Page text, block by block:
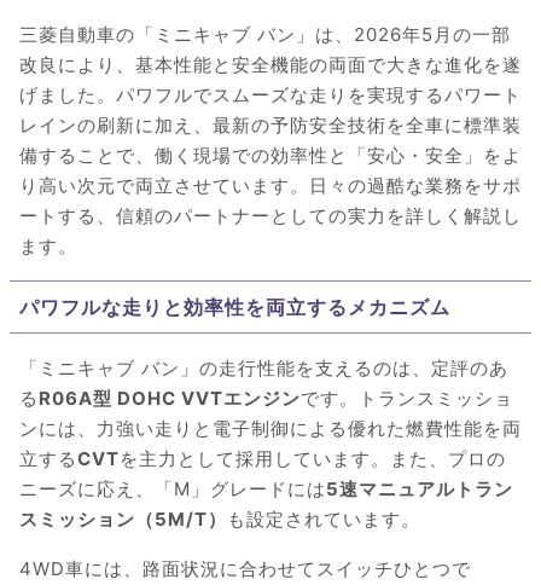
三菱自動車の「ミニキャブ バン」は、2026年5月の一部
改良により、基本性能と安全機能の両面で大きな進化を遂
げました。パワフルでスムーズな走りを実現するパワート
レインの刷新に加え、最新の予防安全技術を全車に標準装
備することで、働く現場での効率性と「安心・安全」をよ
り高い次元で両立させています。日々の過酷な業務をサポ
ートする、信頼のパートナーとしての実力を詳しく解説し
ます。
パワフルな走りと効率性を両立するメカニズム
「ミニキャブ バン」の走行性能を支えるのは、定評のあ
る R06A型 DOHC VVTエンジンです。トランスミッショ
ンには、力強い走りと電子制御による優れた燃費性能を両
立するCVTを主力として採用しています。また、プロの
ニーズに応え、「M」グレードには5速マニュアルトラン
スミッション（5M/T）
も設定されています。
4WD車には、路面状況に合わせてスイッチひとつで